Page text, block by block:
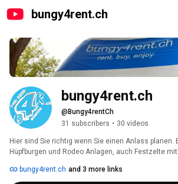
bungy4rent.ch
bungy4rent.ch
@Bungy4rentCh
31 subscribers • 30 videos
Hier sind Sie richtig wenn Sie einen Anlass planen.
Hüpfburgen und Rodeo Anlagen, auch Festzelte
nur witzige Spielideen.
bungy4rent.ch and 3 more links